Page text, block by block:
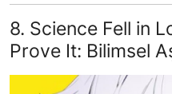
8. Science Fell in
Prove It: Bilimsel